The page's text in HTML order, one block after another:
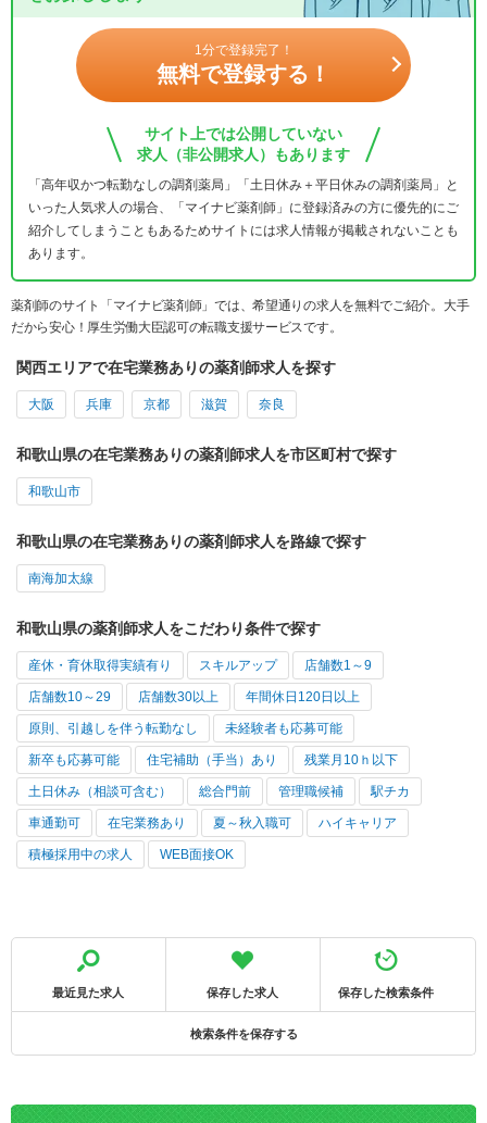
1分で登録完了！
無料で登録する！
サイト上では公開していない
求人（非公開求人）もあります
「高年収かつ転勤なしの調剤薬局」「土日休み＋平日休みの調剤薬局」と
いった人気求人の場合、「マイナビ薬剤師」に登録済みの方に優先的にご
紹介してしまうこともあるためサイトには求人情報が掲載されないことも
あります。
薬剤師のサイト「マイナビ薬剤師」では、希望通りの求人を無料でご紹介。大手
だから安心！厚生労働大臣認可の転職支援サービスです。
関西エリアで在宅業務ありの薬剤師求人を探す
大阪 兵庫 京都 滋賀 奈良
和歌山県の在宅業務ありの薬剤師求人を市区町村で探す
和歌山市
和歌山県の在宅業務ありの薬剤師求人を路線で探す
南海加太線
和歌山県の薬剤師求人をこだわり条件で探す
産休・育休取得実績有り スキルアップ 店舗数1～9
店舗数10～29 店舗数30以上 年間休日120日以上
原則、引越しを伴う転勤なし 未経験者も応募可能
新卒も応募可能 住宅補助（手当）あり 残業月10ｈ以下
土日休み（相談可含む） 総合門前 管理職候補 駅チカ
車通勤可 在宅業務あり 夏～秋入職可 ハイキャリア
積極採用中の求人 WEB面接OK
最近見た求人 保存した求人 保存した検索条件
検索条件を保存する